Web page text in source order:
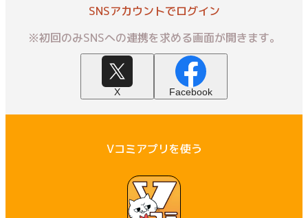
SNSアカウントでログイン
※初回のみSNSへの連携を求める画面が開きます。
X Facebook
Vコミアプリを使う